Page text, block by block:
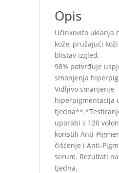
Opis
Učinkovito uklanja
kože, pružajući
blistav izgled.
98% potvrđuje
smanjenja
Vidljivo smanjenje
hiperpigmentacija
uporabi s 120
koristili Anti-
čišćenje i Anti-
serum. Rezultati
tjedna.